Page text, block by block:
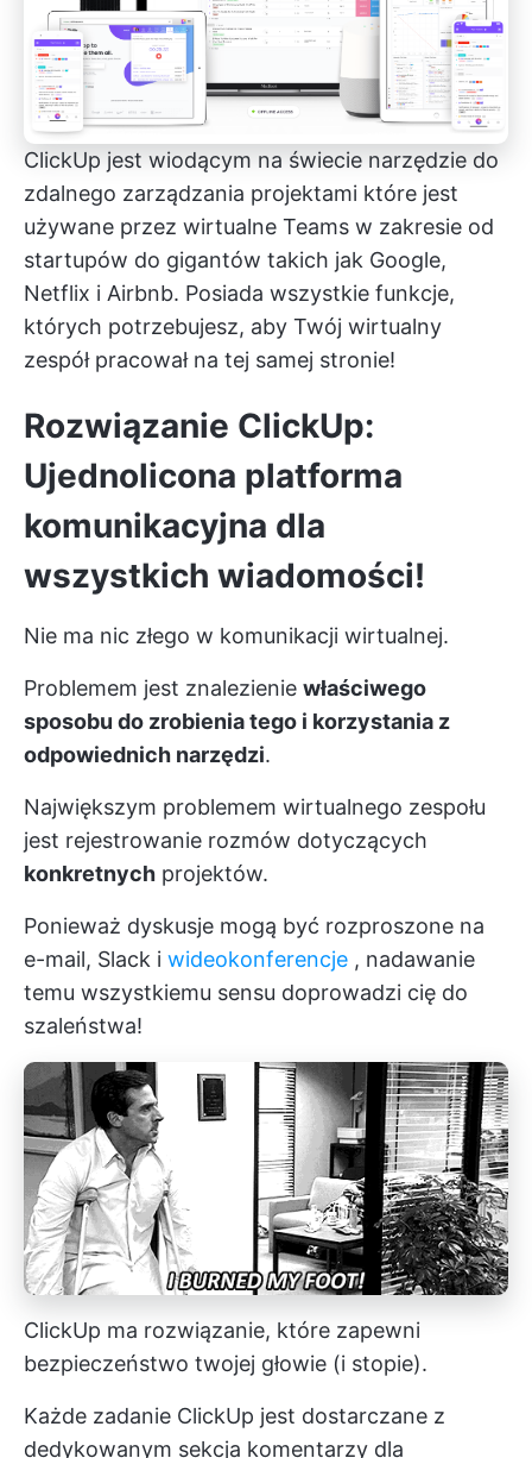
ClickUp jest wiodącym na świecie narzędzie do
zdalnego zarządzania projektami które jest
używane przez wirtualne Teams w zakresie od
startupów do gigantów takich jak Google,
Netflix i Airbnb. Posiada wszystkie funkcje,
których potrzebujesz, aby Twój wirtualny
zespół pracował na tej samej stronie!
Rozwiązanie ClickUp:
Ujednolicona platforma
komunikacyjna dla
wszystkich wiadomości!
Nie ma nic złego w komunikacji wirtualnej.
Problemem jest znalezienie właściwego
sposobu do zrobienia tego i korzystania z
odpowiednich narzędzi.
Największym problemem wirtualnego zespołu
jest rejestrowanie rozmów dotyczących
konkretnych projektów.
Ponieważ dyskusje mogą być rozproszone na
e-mail, Slack i wideokonferencje , nadawanie
temu wszystkiemu sensu doprowadzi cię do
szaleństwa!
ClickUp ma rozwiązanie, które zapewni
bezpieczeństwo twojej głowie (i stopie).
Każde zadanie ClickUp jest dostarczane z
dedykowanym sekcja komentarzy dla